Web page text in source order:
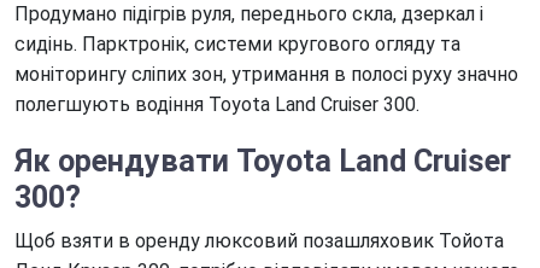
Продумано підігрів руля, переднього скла, дзеркал і
сидінь. Парктронік, системи кругового огляду та
моніторингу сліпих зон, утримання в полосі руху значно
полегшують водіння Toyota Land Cruiser 300.
Як орендувати Toyota Land Cruiser
300?
Щоб взяти в оренду люксовий позашляховик Тойота